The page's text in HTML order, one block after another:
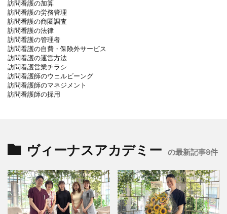
訪問看護の加算
訪問看護の労務管理
訪問看護の商圏調査
訪問看護の法律
訪問看護の管理者
訪問看護の自費・保険外サービス
訪問看護の運営方法
訪問看護営業チラシ
訪問看護師のウェルビーング
訪問看護師のマネジメント
訪問看護師の採用
ヴィーナスアカデミー の最新記事8件